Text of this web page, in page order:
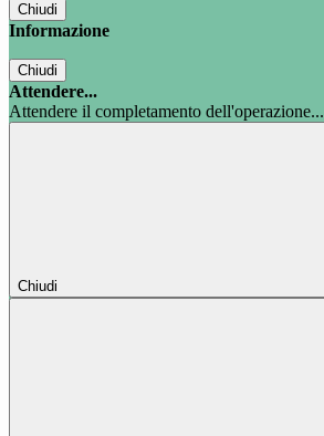
Chiudi
Informazione
Chiudi
Attendere...
Attendere il completamento dell'operazione...
Chiudi